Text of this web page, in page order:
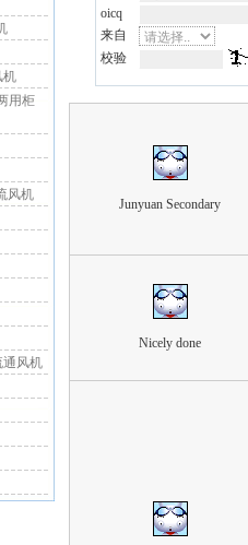
机
用柜
风机
通风机
oicq
来自
校验
Junyuan Secondary
Nicely done